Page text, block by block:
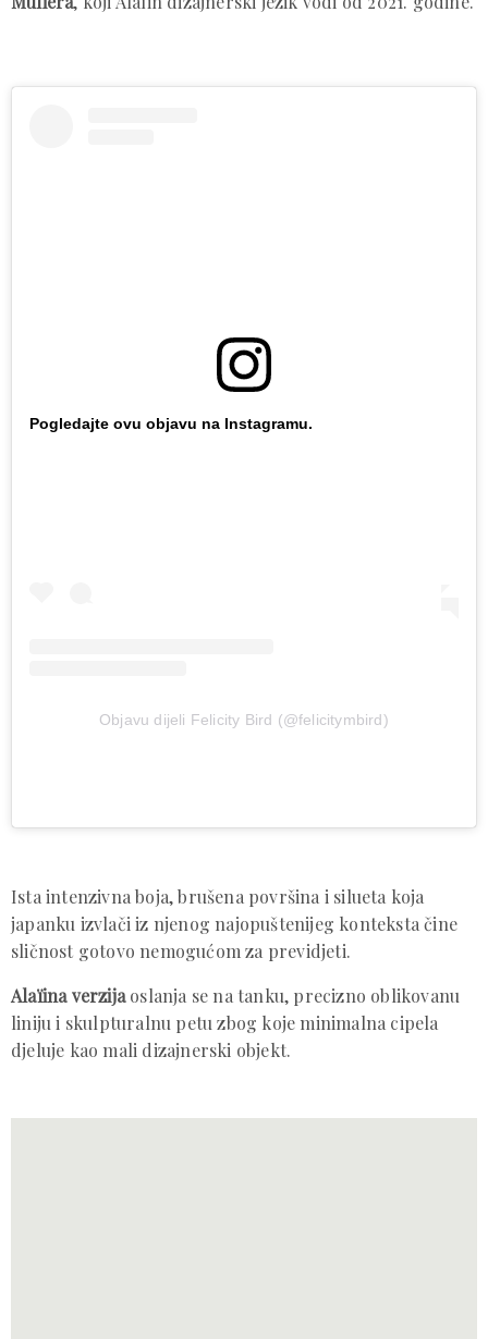
Pogledajte ovu objavu na Instagramu.
Objavu dijeli Felicity Bird (@felicitymbird)
Ista intenzivna boja, brušena površina i silueta koja
japanku izvlači iz njenog najopuštenijeg konteksta čine
sličnost gotovo nemogućom za previdjeti.
Alaïina verzijaoslanja se na tanku, precizno oblikovanu
liniju i skulpturalnu petu zbog koje minimalna cipela
djeluje kao mali dizajnerski objekt.